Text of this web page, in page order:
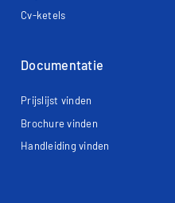
Cv-ketels
Documentatie
Prijslijst vinden
Brochure vinden
Handleiding vinden